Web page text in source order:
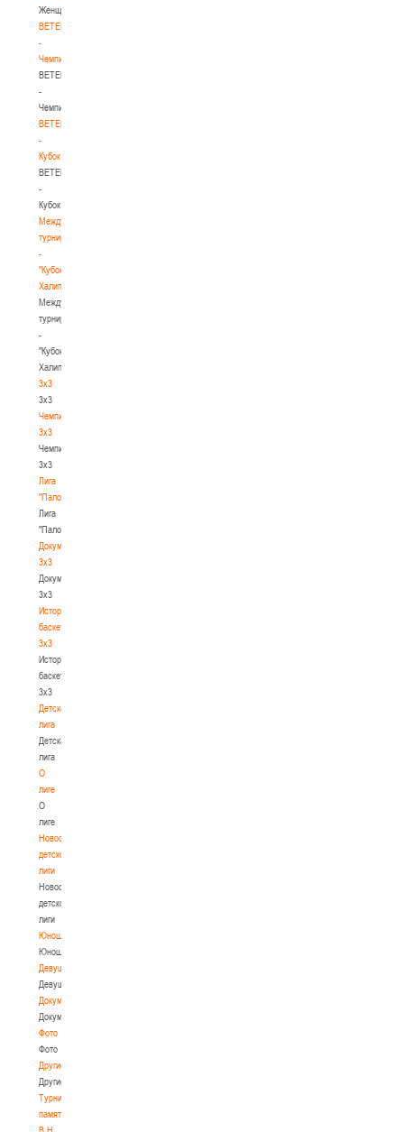
Женщины
BETERA
-
Чемпионат
BETERA
-
Чемпионат
BETERA
-
Кубок
BETERA
-
Кубок
Международный
турнир
-
"Кубок
Халипского"
Международный
турнир
-
"Кубок
Халипского"
3x3
3x3
Чемпионат
3х3
Чемпионат
3х3
Лига
"Палова"
Лига
"Палова"
Документы
3х3
Документы
3х3
История
баскетбола
3х3
История
баскетбола
3х3
Детская
лига
Детская
лига
О
лиге
О
лиге
Новости
детской
лиги
Новости
детской
лиги
Юноши
Юноши
Девушки
Девушки
Документы
Документы
Фото
Фото
Другие
Другие
Турнир
памяти
В.Н.